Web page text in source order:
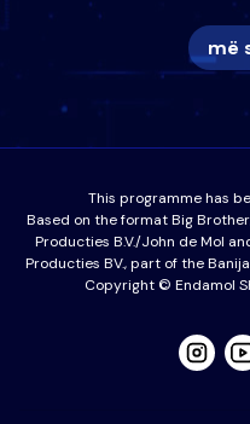
më
This programme has
Based on the format Big
Producties B.V./John de Mol
Producties BV., part of the
Copyright © Endamol